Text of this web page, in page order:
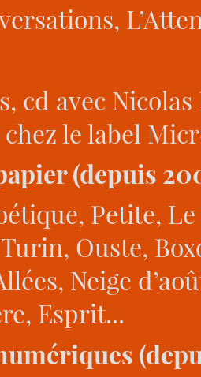
cd avec
le label
(depuis
Petite,
Ouste,
Neige
Esprit...